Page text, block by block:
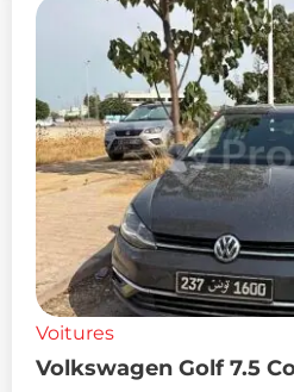
Voitures
Volkswagen Golf 7.5